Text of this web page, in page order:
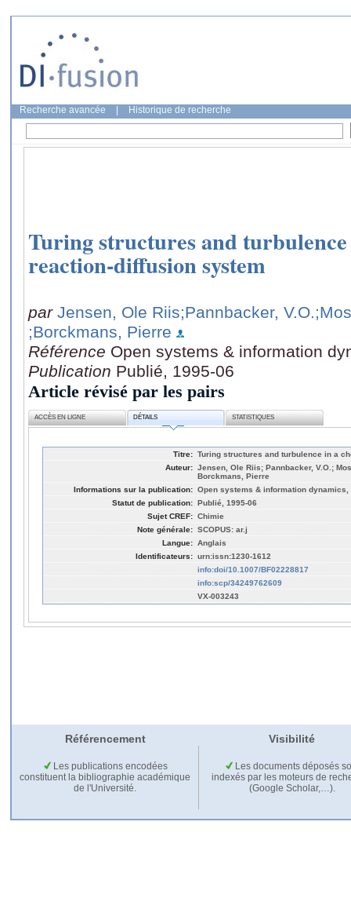
Recherche avancée Historique de recherche
Turing structures and
reaction-diffusion system
par Jensen, Ole Riis;Pannbacker, V.O.
;Borckmans, Pierre
Référence Open systems & information
Publication Publié, 1995-06
Article révisé par les pairs
ACCÈS EN LIGNE DÉTAILS STATISTIQUES
Titre: Turing structures and turbulence in a
Auteur: Jensen, Ole Riis; Pannbacker, V.O.;
Borckmans, Pierre
Informations sur la publication: Open systems & information dynamics,
Statut de publication: Publié, 1995-06
Sujet CREF: Chimie
Note générale: SCOPUS: ar.j
Langue: Anglais
Identificateurs: urn:issn:1230-1612
info:doi/10.1007/BF02228817
info:scp/34249762609
VX-003243
Référencement Visibilité
Les publications encodées
constituent la bibliographie académique
de l'Université.
Les documents déposés
indexés par les moteurs de
(Google Scholar,…).